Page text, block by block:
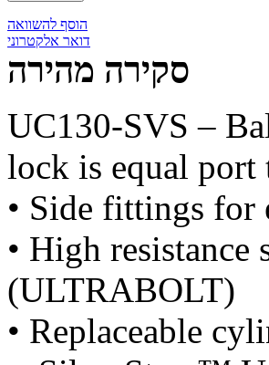
הוסף להשוואה
דואר אלקטרוני
סקירה מהירה
UC130-SVS –
lock is equal port
• Side fittings for
• High resistance
(ULTRABOLT)
• Replaceable